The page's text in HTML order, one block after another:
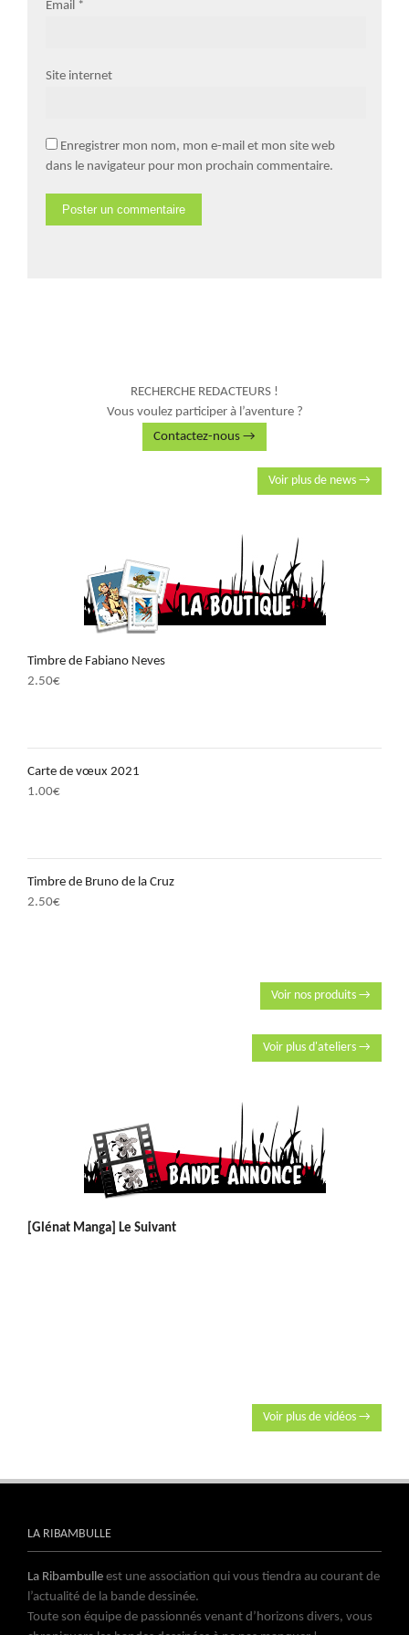
Email *
Site internet
Enregistrer mon nom, mon e-mail et mon site web
dans le navigateur pour mon prochain commentaire.
RECHERCHE REDACTEURS !
Vous voulez participer à l’aventure ?
Contactez-nous →
Voir plus de news →
Timbre de Fabiano Neves
2.50€
Carte de vœux 2021
1.00€
Timbre de Bruno de la Cruz
2.50€
Voir nos produits →
Voir plus d'ateliers →
[Glénat Manga] Le Suivant
Voir plus de vidéos →
LA RIBAMBULLE
La Ribambulle est une association qui vous tiendra au courant de
l’actualité de la bande dessinée.
Toute son équipe de passionnés venant d’horizons divers, vous